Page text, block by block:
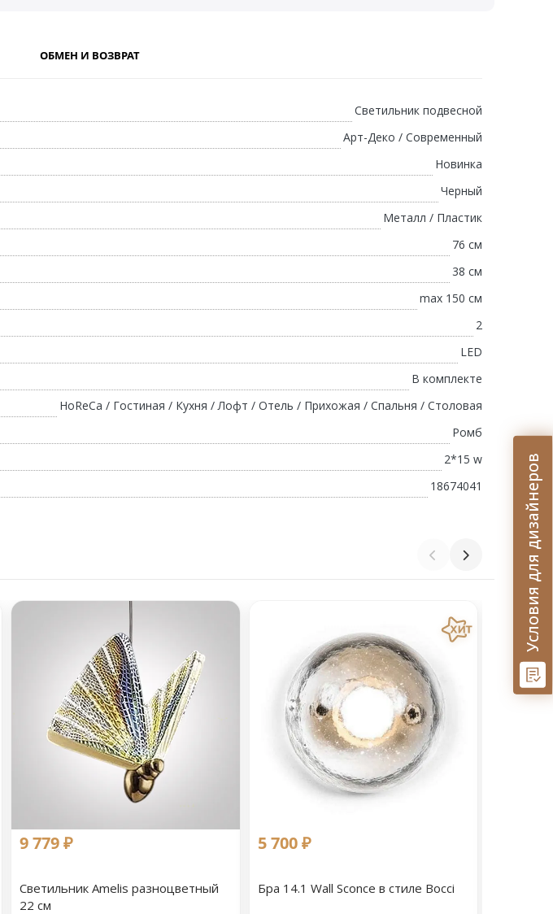
ОБМЕН И ВОЗВРАТ
Светильник подвесной
Арт-Деко / Современный
Новинка
Черный
Металл / Пластик
76 см
38 см
max 150 см
2
LED
В комплекте
HoReCa / Гостиная / Кухня / Лофт / Отель / Прихожая / Спальня / Столовая
Ромб
2*15 w
18674041
9 779 ₽
Светильник Amelis разноцветный
22 см
5 700 ₽
Бра 14.1 Wall Sconce в стиле Bocci
Условия для дизайнеров